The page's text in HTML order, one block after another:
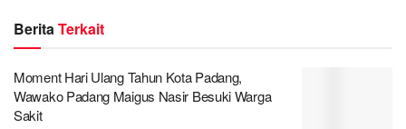
BeritaTerkait
Moment Hari Ulang Tahun Kota Padang,
Wawako Padang Maigus Nasir Besuki Warga
Sakit